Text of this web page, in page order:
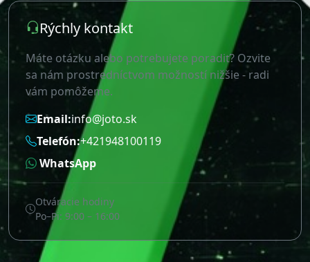
WhatsApp
Otváracie hodiny
Po–Pi: 9:00 – 16:00
Zostaňme v kontakte
Máte otázky, chcete odoberať novinky alebo nás
jednoducho navštíviť? Nižšie nájdete rýchly prehľad a
mapu s navigáciou.
Newsletter